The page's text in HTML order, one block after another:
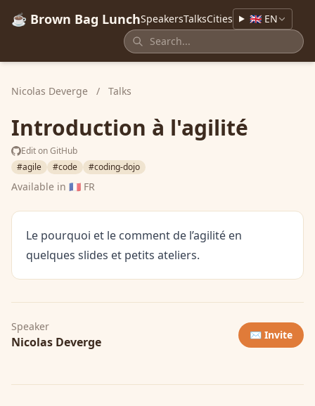
☕ Brown Bag LunchSpeakersTalksCities 🇬🇧 EN
Nicolas Deverge / Talks
Introduction à l'agilité
Edit on GitHub
#agile
#code #coding-dojo
Available in 🇫🇷 FR
Le pourquoi et le comment de l’agilité en
quelques slides et petits ateliers.
Speaker
Nicolas Deverge ✉️ Invite